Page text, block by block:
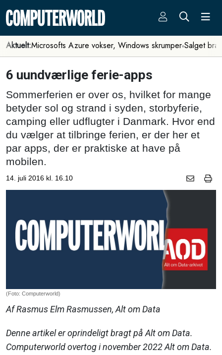
Aktuelt:Microsofts Azure vokser, Windows skrumper Salget
6 uundværlige ferie-apps
Sommerferien er over os, hvilket for mange
betyder sol og strand i syden, storbyferie,
camping eller udflugter i Danmark. Hvor end
du vælger at tilbringe ferien, er der her et
par apps, der er praktiske at have på
mobilen.
14. juli 2016 kl. 16.10
(Foto: Computerworld)
Af Rasmus Elm Rasmussen, Alt om Data
Denne artikel er oprindeligt bragt på Alt om Data.
Computerworld overtog i november 2022 Alt om Data.